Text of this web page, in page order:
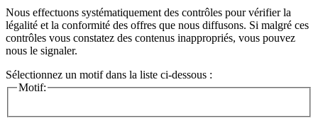
Nous effectuons systématiquement des contrôles pour vérifier la
légalité et la conformité des offres que nous diffusons. Si malgré ces
contrôles vous constatez des contenus inappropriés, vous pouvez
nous le signaler.
Sélectionnez un motif dans la liste ci-dessous :
Motif: